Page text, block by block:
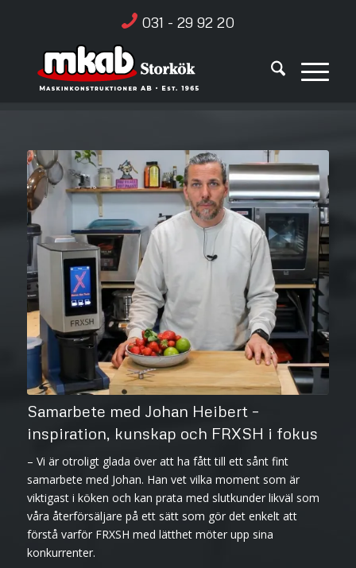
031 - 29 92 20
Samarbete med Johan Heibert –
inspiration, kunskap och FRXSH i fokus
– Vi är otroligt glada över att ha fått till ett sånt fint
samarbete med Johan. Han vet vilka moment som är
viktigast i köken och kan prata med slutkunder likväl som
våra återförsäljare på ett sätt som gör det enkelt att
förstå varför FRXSH med lätthet möter upp sina
konkurrenter.